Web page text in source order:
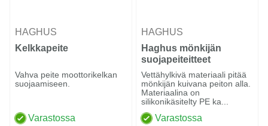
HAGHUS
Kelkkapeite
Vahva peite moottorikelkan
suojaamiseen.
Varastossa
HAGHUS
Haghus mönkijän
suojapeiteitteet
Vettähylkivä materiaali pitää
mönkijän kuivana peiton alla.
Materiaalina on
silikonikäsitelty PE ka...
Varastossa